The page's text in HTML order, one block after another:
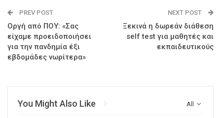
PREV POST
Οργή από ΠΟΥ: «Σας
είχαμε προειδοποιήσει
για την πανδημία έξι
εβδομάδες νωρίτερα»
NEXT POST
Ξεκινά η δωρεάν διάθεση
self test για μαθητές και
εκπαιδευτικούς
All
You Might Also Like